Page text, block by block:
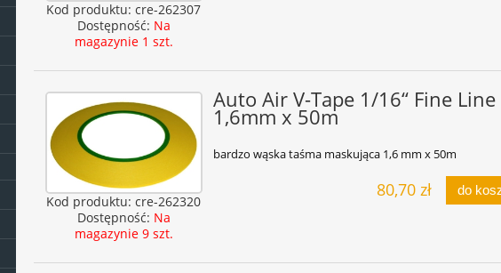
Kod produktu: cre-262307
Dostępność: Na
magazynie 1 szt.
Kod produktu: cre-262320
Dostępność: Na
magazynie 9 szt.
Auto Air V-Tape 1/16“ Fine Line
1,6mm x 50m
bardzo wąska taśma maskująca 1,6 mm x 50m
80,70 zł do